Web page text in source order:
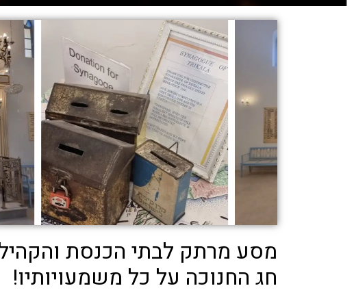
מסע מרתק לבתי הכנסת
חג החנוכה על כל משמעויותיו!